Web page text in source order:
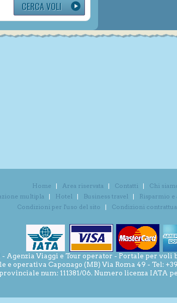
Home Area riservata Contatti Chi
multipla Hotel Business travel Risparmio e
Condizioni per l'uso del sito
Condizioni
- Agenzia Viaggi e Tour operator - Portale per
e operativa Caponago (MB) Via Roma 49 - Tel:
num: 111381/06. Numero licenza IATA